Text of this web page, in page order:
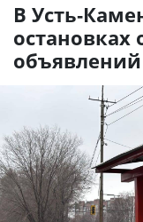
В Усть-
остановках
объявлений